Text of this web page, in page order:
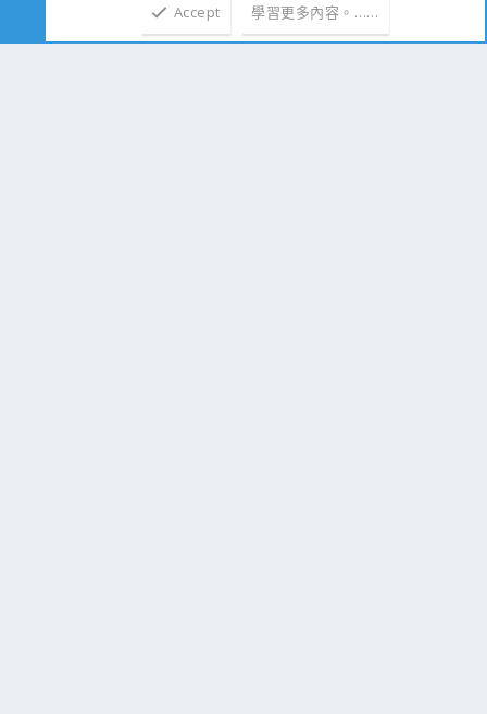
Accept 學習更多內容。……